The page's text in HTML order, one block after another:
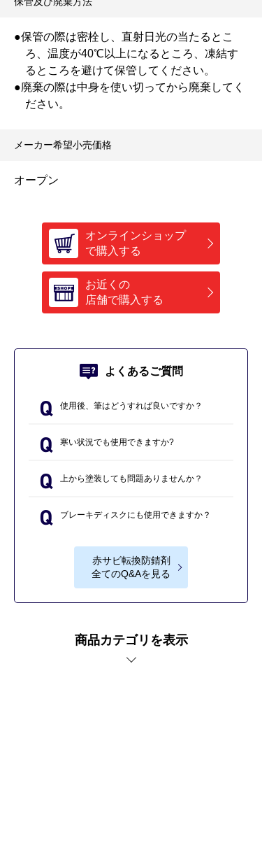
●保管の際は密栓し、直射日光の当たるとこ
ろ、温度が40℃以上になるところ、凍結す
るところを避けて保管してください。
●廃棄の際は中身を使い切ってから廃棄してく
ださい。
メーカー希望小売価格
オープン
オンラインショップ
で購入する
お近くの
店舗で購入する
よくあるご質問
使用後、筆はどうすれば良いですか？
寒い状況でも使用できますか?
上から塗装しても問題ありませんか？
ブレーキディスクにも使用できますか？
赤サビ転換防錆剤
全てのQ&Aを見る
商品カテゴリを表示